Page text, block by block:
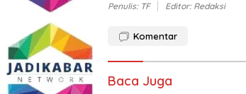
Penulis: TF Editor: Redaksi
Komentar
Baca Juga